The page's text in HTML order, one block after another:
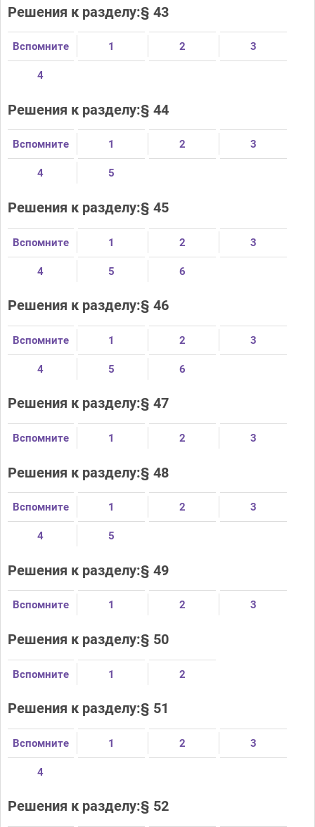
Решения к разделу:§ 43
Вспомните 1 2 3
4
Решения к разделу:§ 44
Вспомните 1 2 3
4 5
Решения к разделу:§ 45
Вспомните 1 2 3
4 5 6
Решения к разделу:§ 46
Вспомните 1 2 3
4 5 6
Решения к разделу:§ 47
Вспомните 1 2 3
Решения к разделу:§ 48
Вспомните 1 2 3
4 5
Решения к разделу:§ 49
Вспомните 1 2 3
Решения к разделу:§ 50
Вспомните 1 2
Решения к разделу:§ 51
Вспомните 1 2 3
4
Решения к разделу:§ 52